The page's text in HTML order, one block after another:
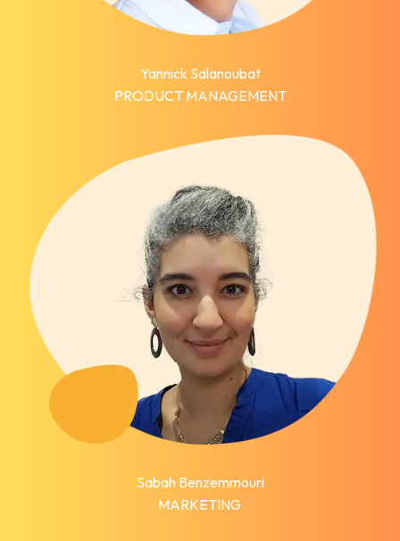
Yannick Salanoubat
PRODUCT MANAGEMENT
Sabah Benzemmouri
MARKETING